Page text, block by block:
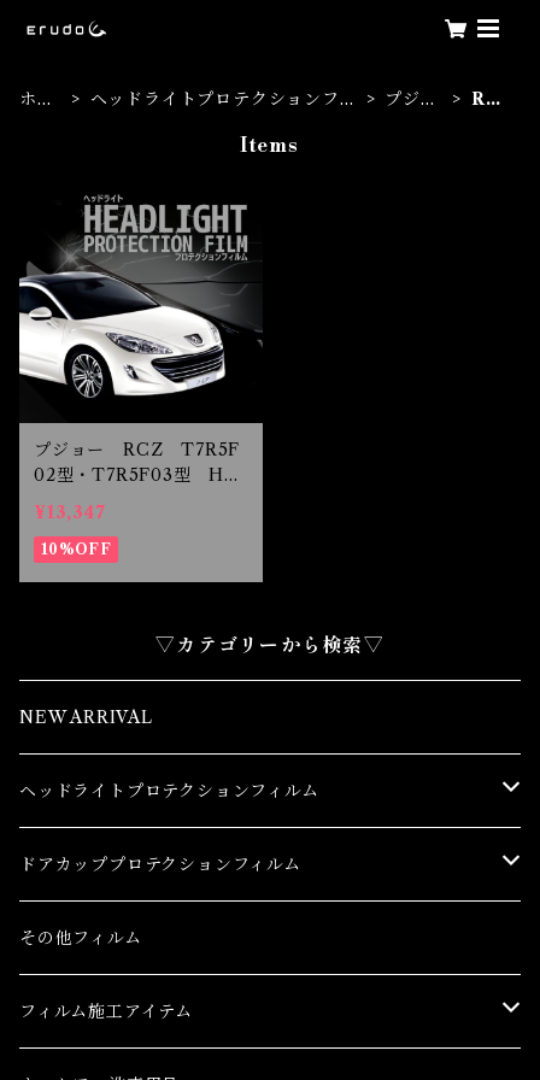
ホー
ヘッドライトプロテクションフィ
プジョ
RC
Items
プジョー RCZ T7R5F
02型・T7R5F03型 H2
2.7-H25.5 ヘッドライト
プロテクションフィルム
¥13,347
10%OFF
▽カテゴリーから検索▽
NEW ARRIVAL
ヘッドライトプロテクションフィルム
トヨタ
86(GR86)
bB
レクサス
CT
ES
日産
ドアカッププロテクションフィルム
トヨタ
86(GR86)
bB
レクサス
その他フィルム
フィルム施工アイテム